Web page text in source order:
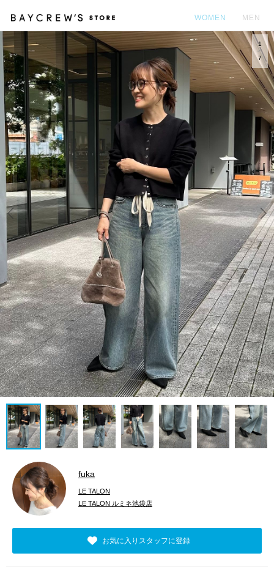
WOMEN MEN
Prev
1
7
fuka
LE TALON
LE TALON ルミネ池袋店
お気に入りスタッフに登録